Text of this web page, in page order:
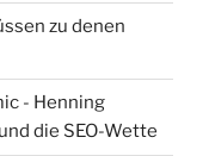
zu denen
- Henning
die SEO-Wette